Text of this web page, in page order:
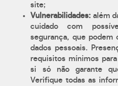
site;
Vulnerabilidades: além
cuidado com
segurança, que
dados pessoais.
requisitos mínimos
si só não garante
Verifique todas as